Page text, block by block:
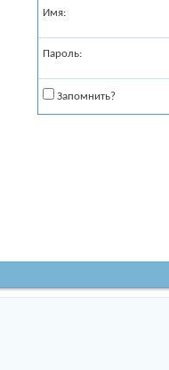
Имя:
Пароль:
Запомнить?